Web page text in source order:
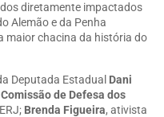
diretamente impactados
Alemão e da Penha
maior chacina da história do
Deputada Estadual Dani
Comissão de Defesa dos
Brenda Figueira, ativista